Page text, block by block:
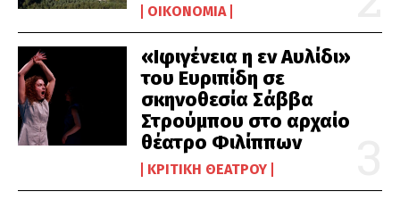
ΟΙΚΟΝΟΜΊΑ
«Ιφιγένεια η εν Αυλίδι»
του Ευριπίδη σε
σκηνοθεσία Σάββα
Στρούμπου στο αρχαίο
θέατρο Φιλίππων
ΚΡΙΤΙΚΉ ΘΕΆΤΡΟΥ